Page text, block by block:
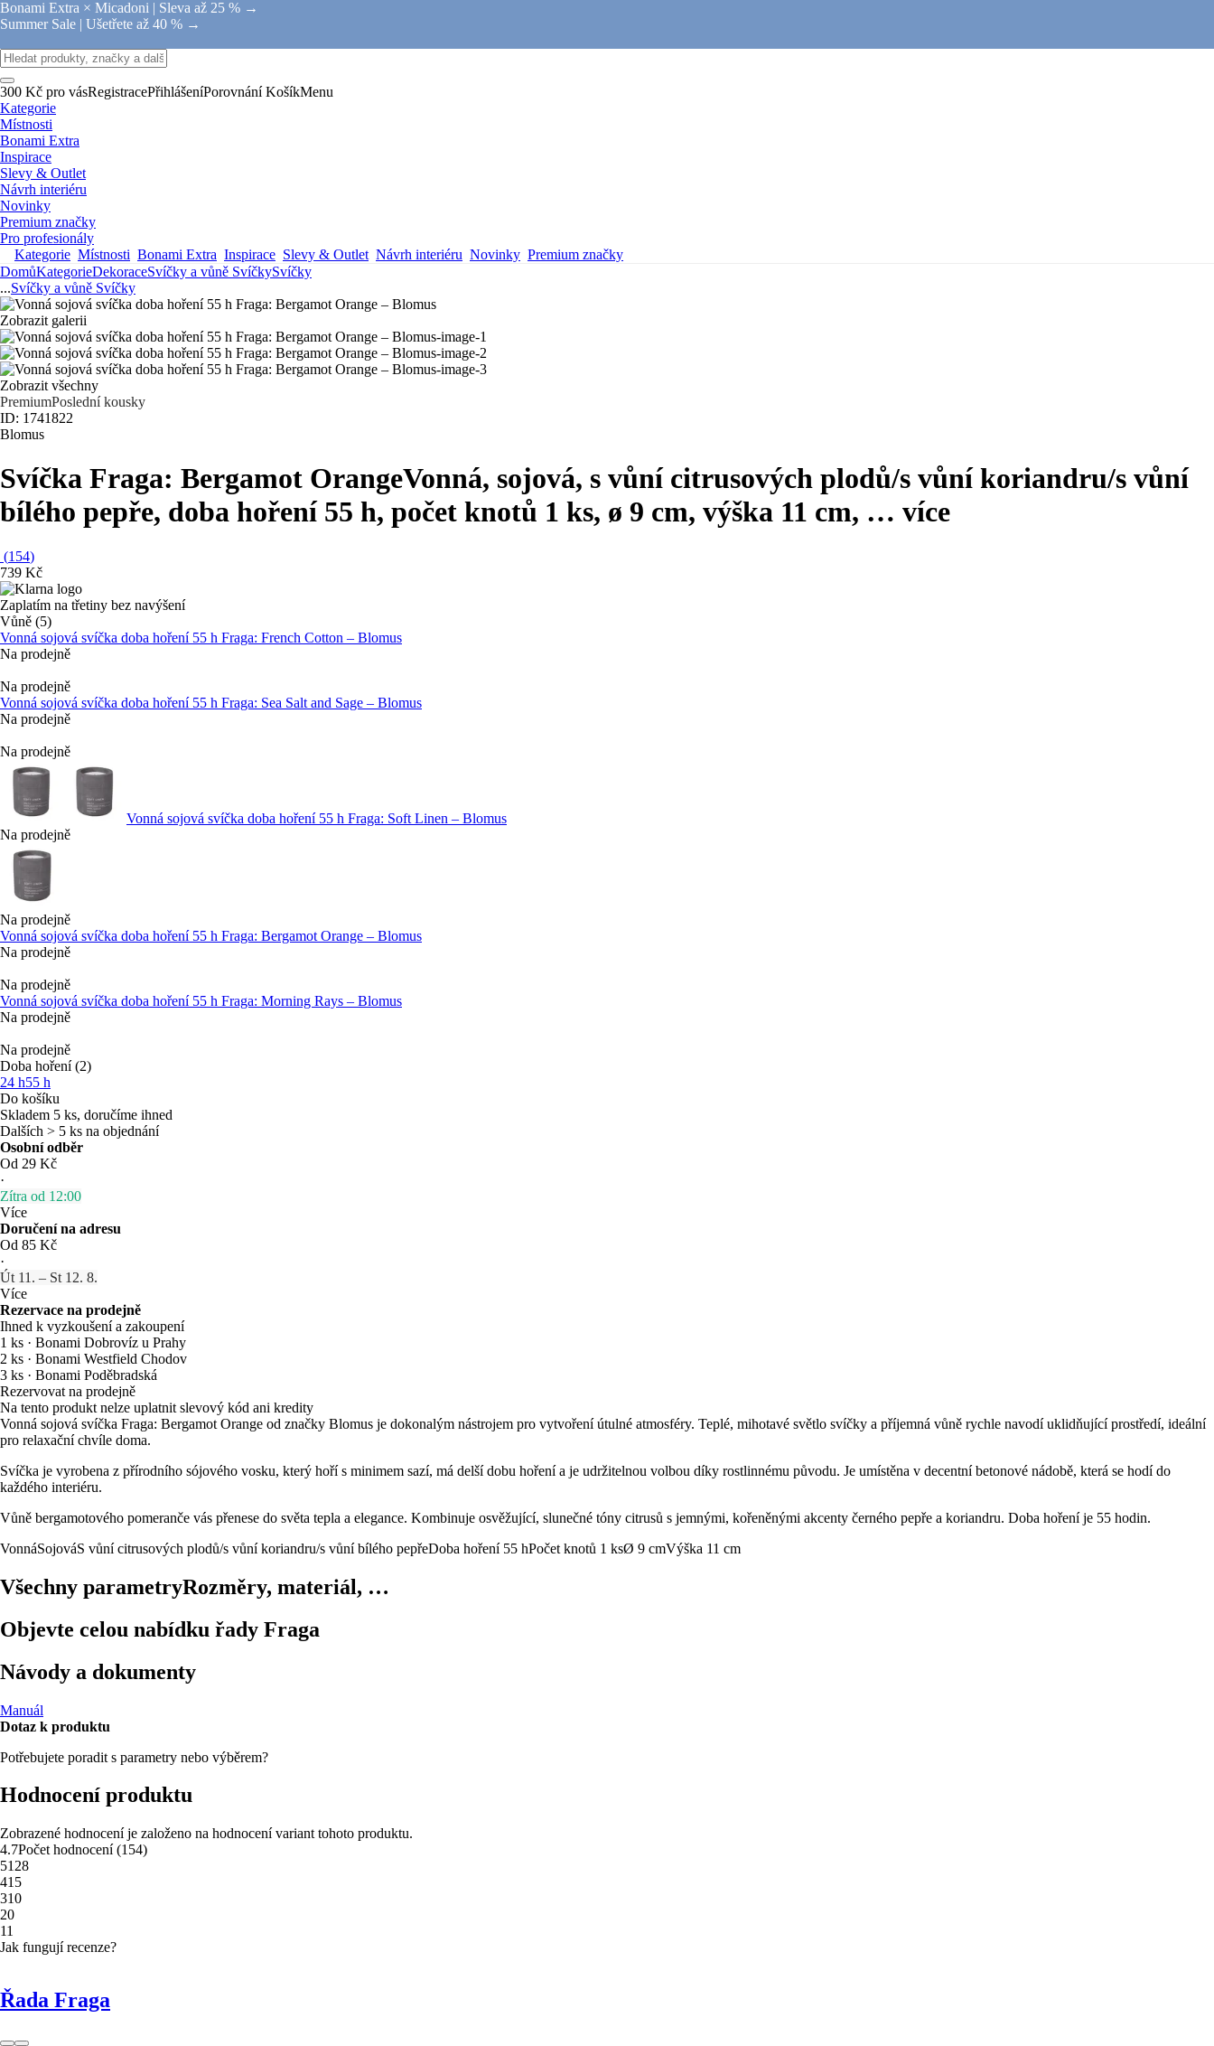
Bonami Extra × Micadoni | Sleva až 25 % →
Summer Sale | Ušetřete až 40 % →
300 Kč pro vásRegistracePřihlášeníPorovnání KošíkMenu
Kategorie
Místnosti
Bonami Extra
Inspirace
Slevy & Outlet
Návrh interiéru
Novinky
Premium značky
Pro profesionály
Kategorie Místnosti Bonami Extra Inspirace Slevy & Outlet Návrh interiéru Novinky Premium značky
DomůKategorieDekoraceSvíčky a vůně SvíčkySvíčky
...Svíčky a vůně Svíčky
Zobrazit galerii
Zobrazit všechny
PremiumPoslední kousky
ID: 1741822
Blomus
Svíčka Fraga: Bergamot OrangeVonná, sojová, s vůní citrusových plodů/s vůní koriandru/s vůní
bílého pepře, doba hoření 55 h, počet knotů 1 ks, ø 9 cm, výška 11 cm, … více
(154)
739 Kč
Zaplatím na třetiny bez navýšení
Vůně (5)
Vonná sojová svíčka doba hoření 55 h Fraga: French Cotton – Blomus
Na prodejně
Na prodejně
Vonná sojová svíčka doba hoření 55 h Fraga: Sea Salt and Sage – Blomus
Na prodejně
Na prodejně
Vonná sojová svíčka doba hoření 55 h Fraga: Soft Linen – Blomus
Na prodejně
Na prodejně
Vonná sojová svíčka doba hoření 55 h Fraga: Bergamot Orange – Blomus
Na prodejně
Na prodejně
Vonná sojová svíčka doba hoření 55 h Fraga: Morning Rays – Blomus
Na prodejně
Na prodejně
Doba hoření (2)
24 h55 h
Do košíku
Skladem 5 ks, doručíme ihned
Dalších > 5 ks na objednání
Osobní odběr
Od 29 Kč
·
Zítra od 12:00
Více
Doručení na adresu
Od 85 Kč
·
Út 11. – St 12. 8.
Více
Rezervace na prodejně
Ihned k vyzkoušení a zakoupení
1 ks · Bonami Dobrovíz u Prahy
2 ks · Bonami Westfield Chodov
3 ks · Bonami Poděbradská
Rezervovat na prodejně
Na tento produkt nelze uplatnit slevový kód ani kredity
Vonná sojová svíčka Fraga: Bergamot Orange od značky Blomus je dokonalým nástrojem pro vytvoření útulné atmosféry. Teplé, mihotavé světlo svíčky a příjemná vůně rychle navodí uklidňující prostředí, ideální
pro relaxační chvíle doma.
Svíčka je vyrobena z přírodního sójového vosku, který hoří s minimem sazí, má delší dobu hoření a je udržitelnou volbou díky rostlinnému původu. Je umístěna v decentní betonové nádobě, která se hodí do
každého interiéru.
Vůně bergamotového pomeranče vás přenese do světa tepla a elegance. Kombinuje osvěžující, slunečné tóny citrusů s jemnými, kořeněnými akcenty černého pepře a koriandru. Doba hoření je 55 hodin.
VonnáSojováS vůní citrusových plodů/s vůní koriandru/s vůní bílého pepřeDoba hoření 55 hPočet knotů 1 ksØ 9 cmVýška 11 cm
Všechny parametryRozměry, materiál, …
Objevte celou nabídku řady Fraga
Návody a dokumenty
Manuál
Dotaz k produktu
Potřebujete poradit s parametry nebo výběrem?
Hodnocení produktu
Zobrazené hodnocení je založeno na hodnocení variant tohoto produktu.
4.7Počet hodnocení(154)
5128
415
310
20
11
Jak fungují recenze?
Řada Fraga